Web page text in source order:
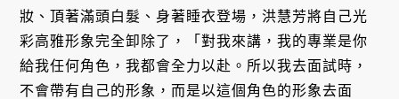
妝、頂著滿頭白髮、身著睡衣登場，洪慧芳將自己光
彩高雅形象完全卸除了，「對我來講，我的專業是你
給我任何角色，我都會全力以赴。所以我去面試時，
不會帶有自己的形象，而是以這個角色的形象去面